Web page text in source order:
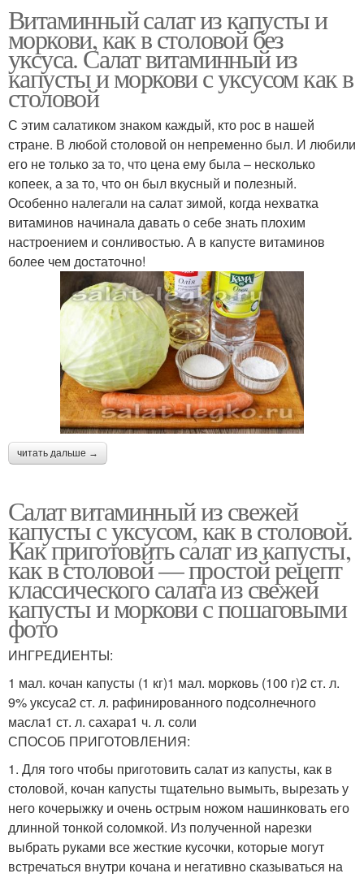
Витаминный салат из капусты и
моркови, как в столовой без
уксуса. Салат витаминный из
капусты и моркови с уксусом как в
столовой
С этим салатиком знаком каждый, кто рос в нашей
стране. В любой столовой он непременно был. И любили
его не только за то, что цена ему была – несколько
копеек, а за то, что он был вкусный и полезный.
Особенно налегали на салат зимой, когда нехватка
витаминов начинала давать о себе знать плохим
настроением и сонливостью. А в капусте витаминов
более чем достаточно!
читать дальше →
Салат витаминный из свежей
капусты с уксусом, как в столовой.
Как приготовить салат из капусты,
как в столовой — простой рецепт
классического салата из свежей
капусты и моркови с пошаговыми
фото
ИНГРЕДИЕНТЫ:
1 мал. кочан капусты (1 кг)1 мал. морковь (100 г)2 ст. л.
9% уксуса2 ст. л. рафинированного подсолнечного
масла1 ст. л. сахара1 ч. л. соли
СПОСОБ ПРИГОТОВЛЕНИЯ:
1. Для того чтобы приготовить салат из капусты, как в
столовой, кочан капусты тщательно вымыть, вырезать у
него кочерыжку и очень острым ножом нашинковать его
длинной тонкой соломкой. Из полученной нарезки
выбрать руками все жесткие кусочки, которые могут
встречаться внутри кочана и негативно сказываться на